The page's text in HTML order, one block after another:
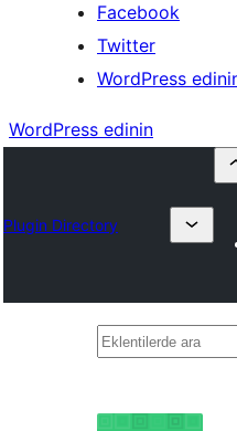
Facebook
Twitter
WordPress
WordPress edinin
Plugin Directory
Eklentilerde